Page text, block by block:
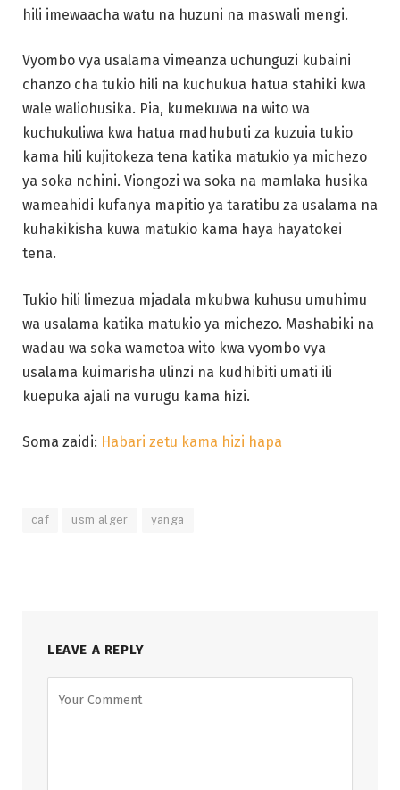
hili imewaacha watu na huzuni na maswali mengi.
Vyombo vya usalama vimeanza uchunguzi kubaini
chanzo cha tukio hili na kuchukua hatua stahiki kwa
wale waliohusika. Pia, kumekuwa na wito wa
kuchukuliwa kwa hatua madhubuti za kuzuia tukio
kama hili kujitokeza tena katika matukio ya michezo
ya soka nchini. Viongozi wa soka na mamlaka husika
wameahidi kufanya mapitio ya taratibu za usalama na
kuhakikisha kuwa matukio kama haya hayatokei
tena.
Tukio hili limezua mjadala mkubwa kuhusu umuhimu
wa usalama katika matukio ya michezo. Mashabiki na
wadau wa soka wametoa wito kwa vyombo vya
usalama kuimarisha ulinzi na kudhibiti umati ili
kuepuka ajali na vurugu kama hizi.
Soma zaidi: Habari zetu kama hizi hapa
caf usm alger yanga
LEAVE A REPLY